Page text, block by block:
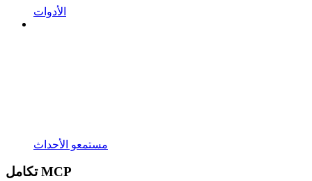
الأدوات
مستمعو الأحداث
تكامل MCP